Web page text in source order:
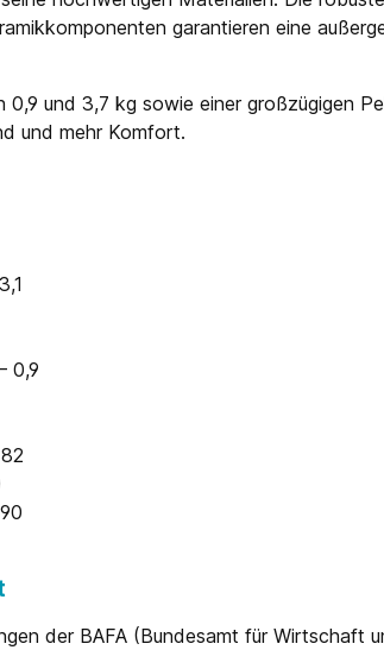
garantieren eine
0,9 und 3,7 kg sowie einer großzügigen
und mehr Komfort.
0,9
der BAFA (Bundesamt für